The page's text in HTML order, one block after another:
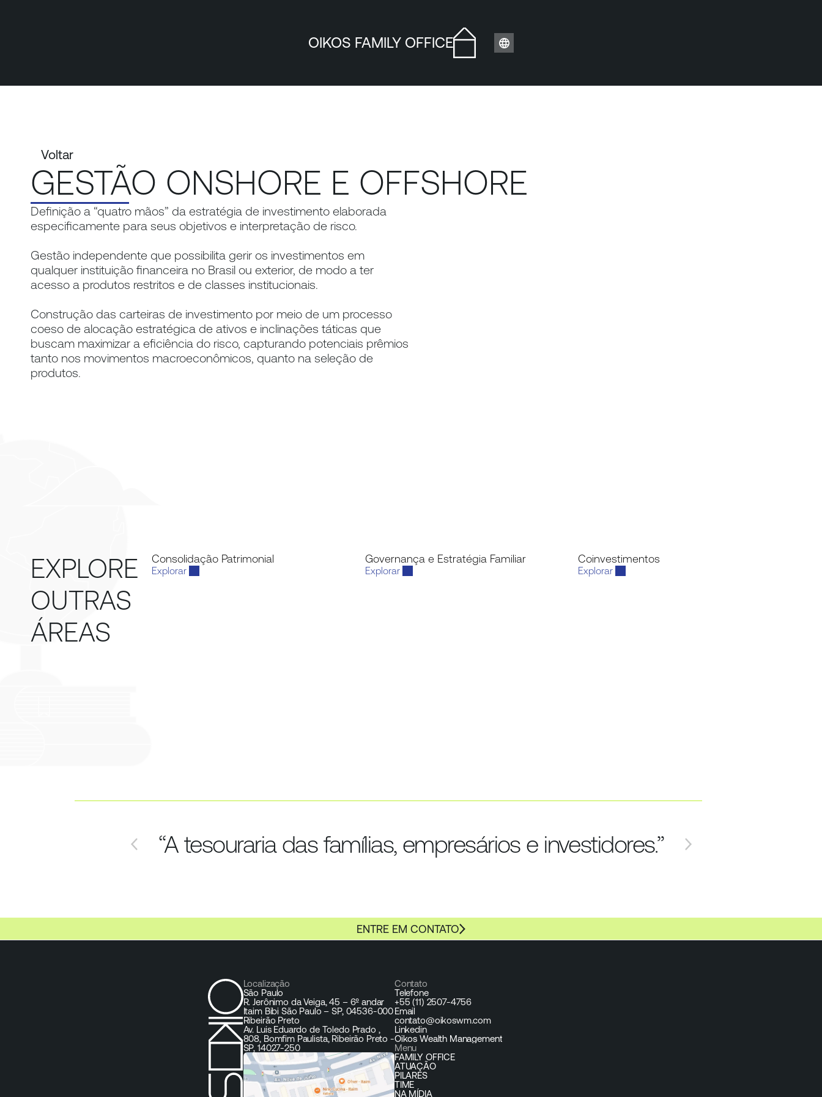
OIKOS FAMILY OFFICE
Voltar
GESTÃO ONSHORE E OFFSHORE
Definição a “quatro mãos” da estratégia de investimento elaborada
especificamente para seus objetivos e interpretação de risco.
Gestão independente que possibilita gerir os investimentos em
qualquer instituição financeira no Brasil ou exterior, de modo a ter
acesso a produtos restritos e de classes institucionais.
Construção das carteiras de investimento por meio de um processo
coeso de alocação estratégica de ativos e inclinações táticas que
buscam maximizar a eficiência do risco, capturando potenciais prêmios
tanto nos movimentos macroeconômicos, quanto na seleção de
produtos.
EXPLORE
OUTRAS
ÁREAS
Consolidação Patrimonial
Explorar
Governança e Estratégia Familiar
Explorar
Coinvestimentos
Explorar
“A tesouraria das famílias, empresários e investidores.”
ENTRE EM CONTATO
Localização
São Paulo
R. Jerônimo da Veiga, 45 – 6º andar
Itaim Bibi São Paulo – SP, 04536-000
Ribeirão Preto
Av. Luis Eduardo de Toledo Prado ,
808, Bomfim Paulista, Ribeirão Preto -
SP, 14027-250
Contato
Telefone
+55 (11) 2507-4756
Email
contato@oikoswm.com
Linkedin
Oikos Wealth Management
Menu
FAMILY OFFICE
ATUAÇÃO
PILARES
TIME
NA MÍDIA